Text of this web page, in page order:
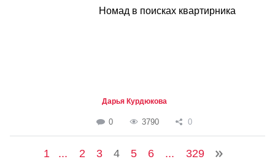
Номад в поисках квартирника
Дарья Курдюкова
0 3790 0
1 ... 2 3 4 5 6 ... 329